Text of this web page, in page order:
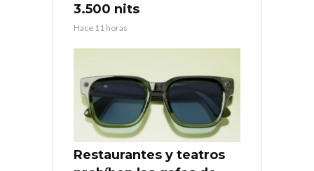
3.500 nits
Hace 11 horas
Restaurantes y teatros